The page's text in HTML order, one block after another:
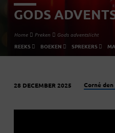
GODS
Home Preken Gods adventslicht
REEKS BOEKEN SPREKERS
ADVENTSLICHT
28 DECEMBER 2025 Corné